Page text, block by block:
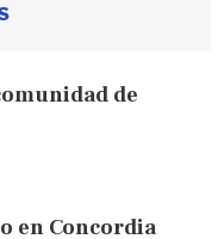
de
en Concordia